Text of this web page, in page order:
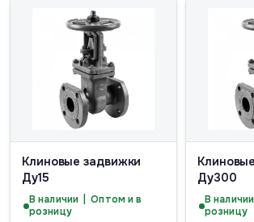
Клиновые задвижки
Ду15
В наличии | Оптом и в
розницу
Ду300
В
розницу